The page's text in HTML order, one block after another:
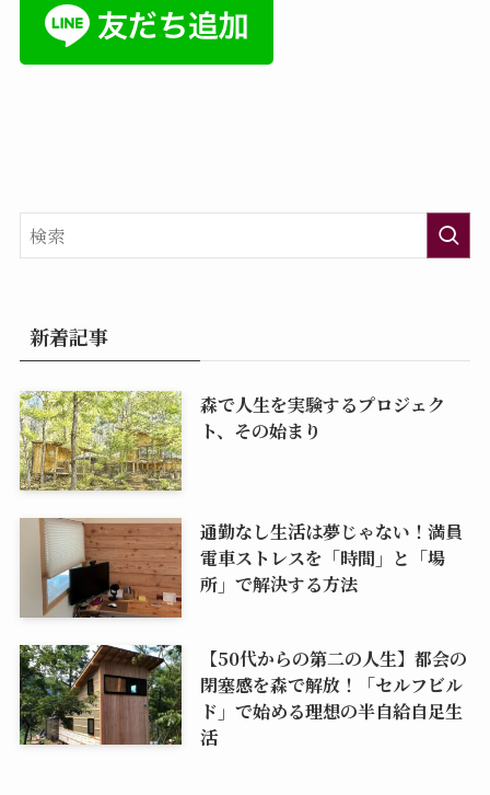
新着記事
森で人生を実験するプロジェク
ト、その始まり
通勤なし生活は夢じゃない！満員
電車ストレスを「時間」と「場
所」で解決する方法
【50代からの第二の人生】都会の
閉塞感を森で解放！「セルフビル
ド」で始める理想の半自給自足生
活